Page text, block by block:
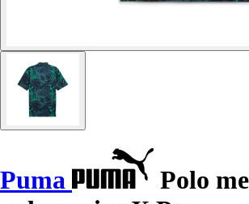
Puma
Polo